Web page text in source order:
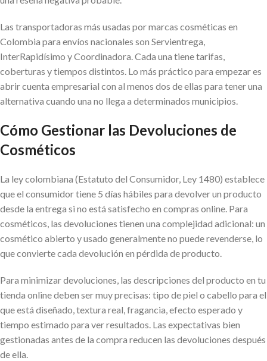
Las transportadoras más usadas por marcas cosméticas en
Colombia para envíos nacionales son Servientrega,
InterRapidísimo y Coordinadora. Cada una tiene tarifas,
coberturas y tiempos distintos. Lo más práctico para empezar es
abrir cuenta empresarial con al menos dos de ellas para tener una
alternativa cuando una no llega a determinados municipios.
Cómo Gestionar las Devoluciones de
Cosméticos
La ley colombiana (Estatuto del Consumidor, Ley 1480) establece
que el consumidor tiene 5 días hábiles para devolver un producto
desde la entrega si no está satisfecho en compras online. Para
cosméticos, las devoluciones tienen una complejidad adicional: un
cosmético abierto y usado generalmente no puede revenderse, lo
que convierte cada devolución en pérdida de producto.
Para minimizar devoluciones, las descripciones del producto en tu
tienda online deben ser muy precisas: tipo de piel o cabello para el
que está diseñado, textura real, fragancia, efecto esperado y
tiempo estimado para ver resultados. Las expectativas bien
gestionadas antes de la compra reducen las devoluciones después
de ella.